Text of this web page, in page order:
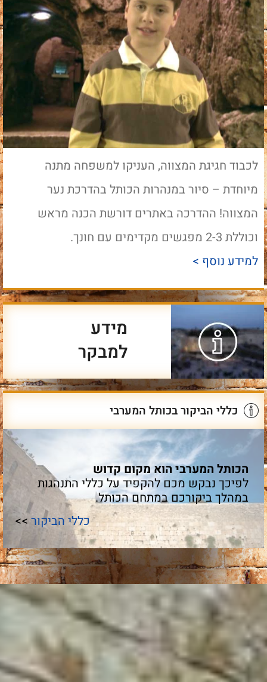
לכבוד חגיגת המצווה, העניקו למשפחה מתנה
מיוחדת – סיור במנהרות הכותל בהדרכת נער
המצווה! ההדרכה באתרים דורשת הכנה מראש
וכוללת 2-3 מפגשים מקדימים עם חונך.
למידע נוסף >
מידע
למבקר
כללי הביקור בכותל המערבי
הכותל המערבי הוא מקום קדוש
לפיכך נבקש מכם להקפיד על כללי התנהגות
במהלך ביקורכם במתחם הכותל.
כללי הביקור >>